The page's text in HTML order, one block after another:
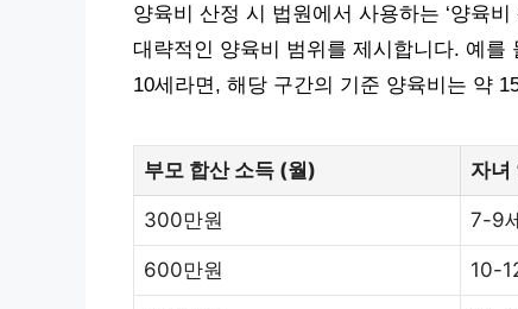
양육비 산정 시 법원에서 사용하는 ‘양육
대략적인 양육비 범위를 제시합니다. 예
10세라면, 해당 구간의 기준 양육비는 약
부모 합산 소득 (월) 자녀
300만원 7-9
600만원 10-